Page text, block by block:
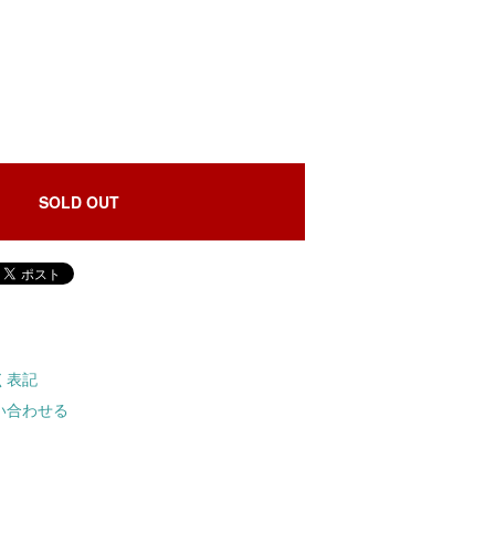
SOLD OUT
表記
合わせる